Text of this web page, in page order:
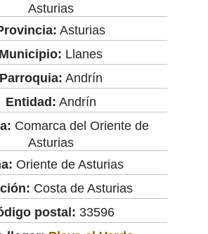
Asturias
Asturias
Municipio: Llanes
Parroquia: Andrín
Entidad: Andrín
Comarca del Oriente de
Asturias
Oriente de Asturias
Costa de Asturias
postal: 33596